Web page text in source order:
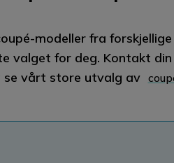
modeller fra
valget for deg. Kontakt
se vårt store utvalg av